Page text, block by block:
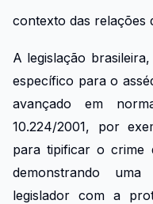
contexto das relações
A legislação
específico para o
avançado em
10.224/2001, por
para tipificar o crime
demonstrando
legislador com a